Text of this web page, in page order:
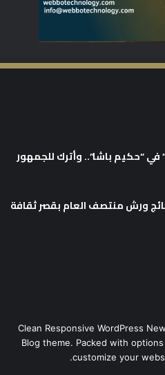
في “حكيم باشا”.. وأترك للجمهور
ورش منتصف العام بقصر ثقافة
Clean Responsive WordPress
Blog theme. Packed with
customize your